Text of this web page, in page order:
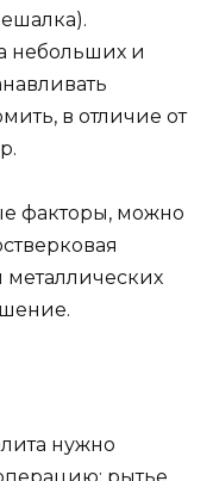
небольших и
в отличие от
факторы, можно
нужно